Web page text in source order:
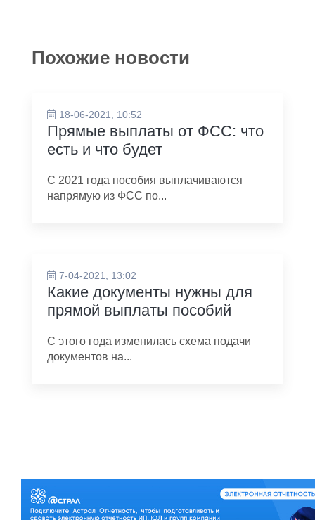
Похожие новости
18-06-2021, 10:52
Прямые выплаты от ФСС: что
есть и что будет
С 2021 года пособия выплачиваются
напрямую из ФСС по...
7-04-2021, 13:02
Какие документы нужны для
прямой выплаты пособий
С этого года изменилась схема подачи
документов на...